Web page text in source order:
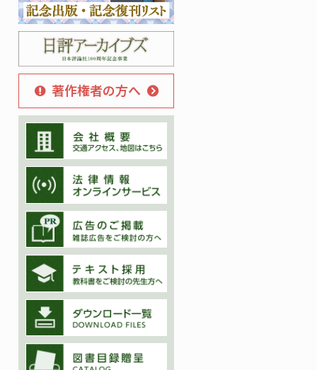
著作権者の方へ